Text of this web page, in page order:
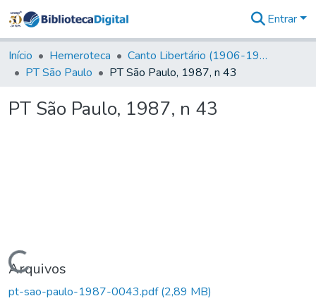
&
Coleções
Tudo na
Digital
Entrar
Início Hemeroteca
Canto Libertário (1906-1995)
PT São Paulo
PT São Paulo, 1987, n 43
PT São Paulo, 1987, n 43
Carregando...
Arquivos
pt-sao-paulo-1987-0043.pdf(2,89 MB)